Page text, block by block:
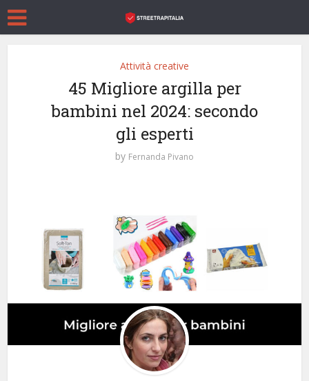
Attività creative
45 Migliore argilla per
bambini nel 2024: secondo
gli esperti
by Fernanda Pivano